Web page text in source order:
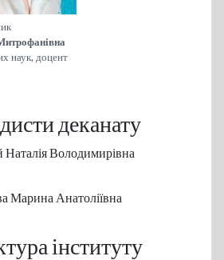
наук, доцент
деканату
Наталія Володимирівна
Марина Анатоліївна
інституту